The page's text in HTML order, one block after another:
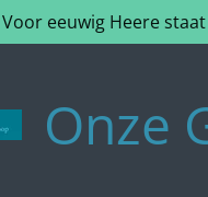
Voor eeuwig Heere
Onze